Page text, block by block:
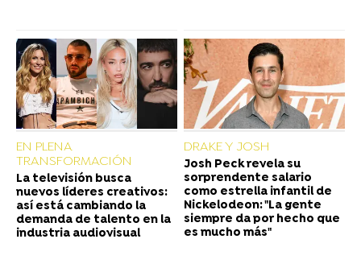
EN PLENA
TRANSFORMACIÓN
La televisión busca
nuevos líderes creativos:
así está cambiando la
demanda de talento en la
industria audiovisual
DRAKE Y JOSH
Josh Peck revela su
sorprendente salario
como estrella infantil de
Nickelodeon: "La gente
siempre da por hecho que
es mucho más"